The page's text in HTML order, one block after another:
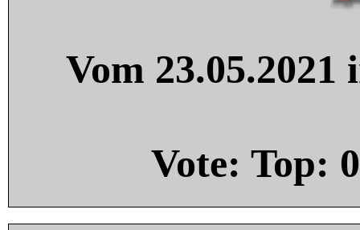
Vom
Vote: Top: 0